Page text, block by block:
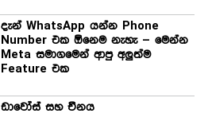
දැන් WhatsApp යන්න Phone
Number එක ඕනෙම නැහැ – මෙන්න
Meta සමාගමෙන් ආපු අලුත්ම
Feature එක
ඩාවෝස් සහ චීනය